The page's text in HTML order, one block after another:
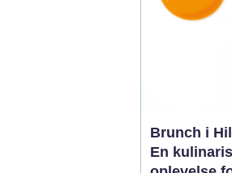
frokost. Det er
Brunch i
En